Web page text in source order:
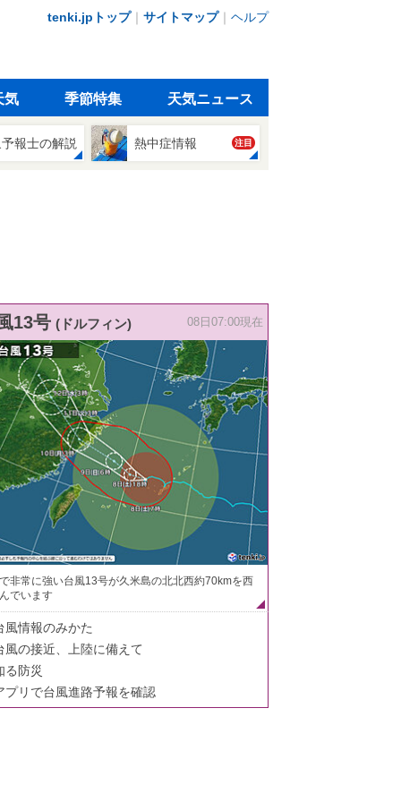
tenki.jpトップ｜ サイトマップ｜ ヘルプ
気 季節特集 天気ニュース
報士の解説 熱中症情報 注目
13号 (ドルフィン) 08日07:00現在
非常に強い台風13号が久米島の北北西約70kmを西
でいます
風情報のみかた
風の接近、上陸に備えて
る防災
プリで台風進路予報を確認